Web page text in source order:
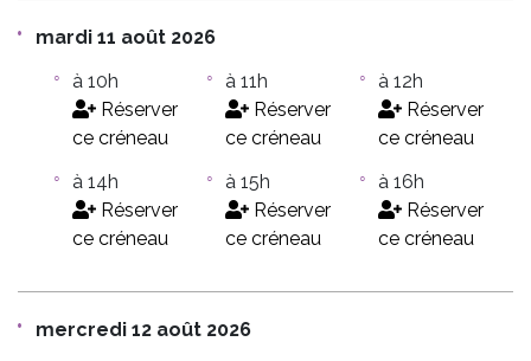
mardi 11 août 2026
à 10h
Réserver
ce créneau
à 11h
Réserver
ce créneau
à 12h
Réserver
ce créneau
à 14h
Réserver
ce créneau
à 15h
Réserver
ce créneau
à 16h
Réserver
ce créneau
mercredi 12 août 2026